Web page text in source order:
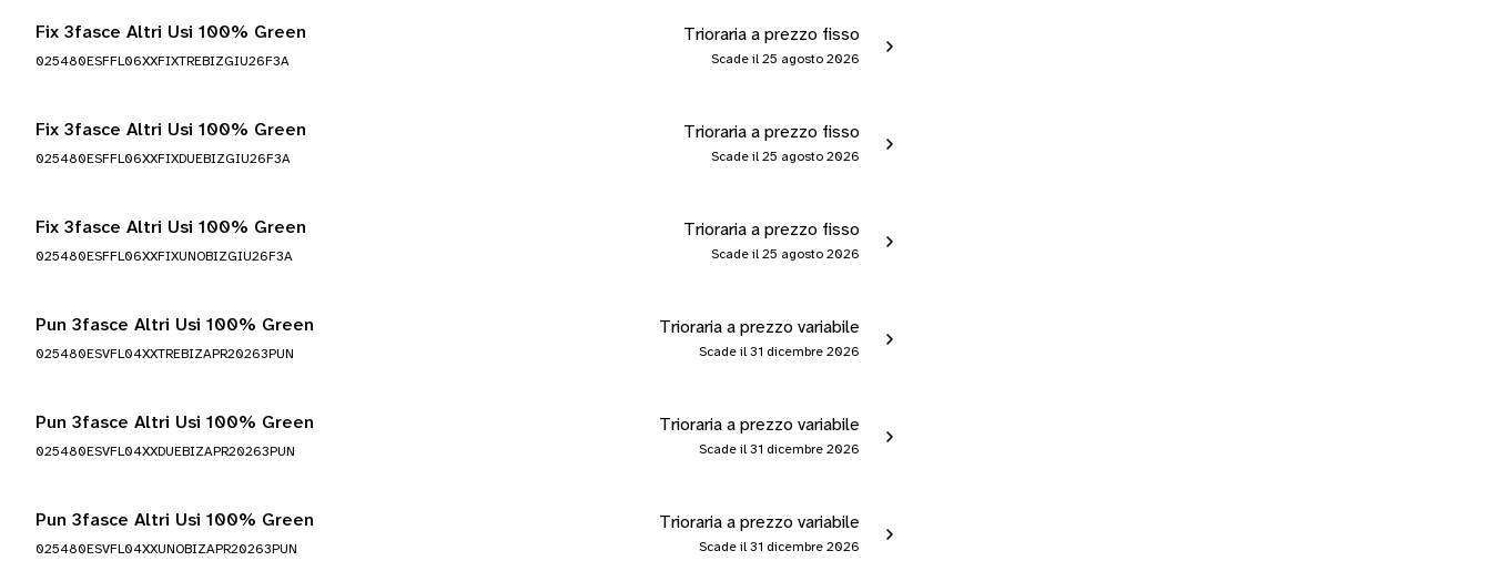
Fix 3fasce Altri Usi 100% Green
025480ESFFL06XXFIXTREBIZGIU26F3A
Trioraria a prezzo fisso
Scade il 25 agosto 2026
Fix 3fasce Altri Usi 100% Green
025480ESFFL06XXFIXDUEBIZGIU26F3A
Trioraria a prezzo fisso
Scade il 25 agosto 2026
Fix 3fasce Altri Usi 100% Green
025480ESFFL06XXFIXUNOBIZGIU26F3A
Trioraria a prezzo fisso
Scade il 25 agosto 2026
Pun 3fasce Altri Usi 100% Green
025480ESVFL04XXTREBIZAPR20263PUN
Trioraria a prezzo variabile
Scade il 31 dicembre 2026
Pun 3fasce Altri Usi 100% Green
025480ESVFL04XXDUEBIZAPR20263PUN
Trioraria a prezzo variabile
Scade il 31 dicembre 2026
Pun 3fasce Altri Usi 100% Green
025480ESVFL04XXUNOBIZAPR20263PUN
Trioraria a prezzo variabile
Scade il 31 dicembre 2026